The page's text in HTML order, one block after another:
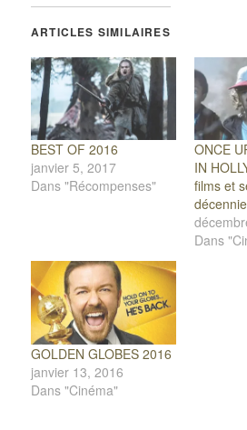
ARTICLES SIMILAIRES
BEST OF 2016
janvier 5, 2017
Dans "Récompenses"
ONCE
IN
films et
décennie
Dans
GOLDEN GLOBES 2016
janvier 13, 2016
Dans "Cinéma"